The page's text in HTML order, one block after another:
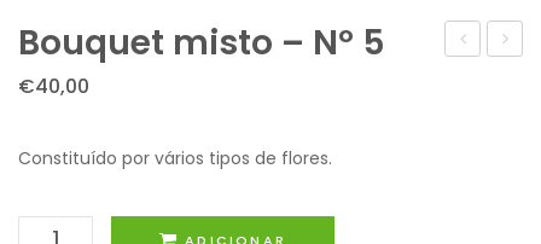
Bouquet misto – Nº 5
€40,00
Constituído por vários tipos de flores.
Quantidade